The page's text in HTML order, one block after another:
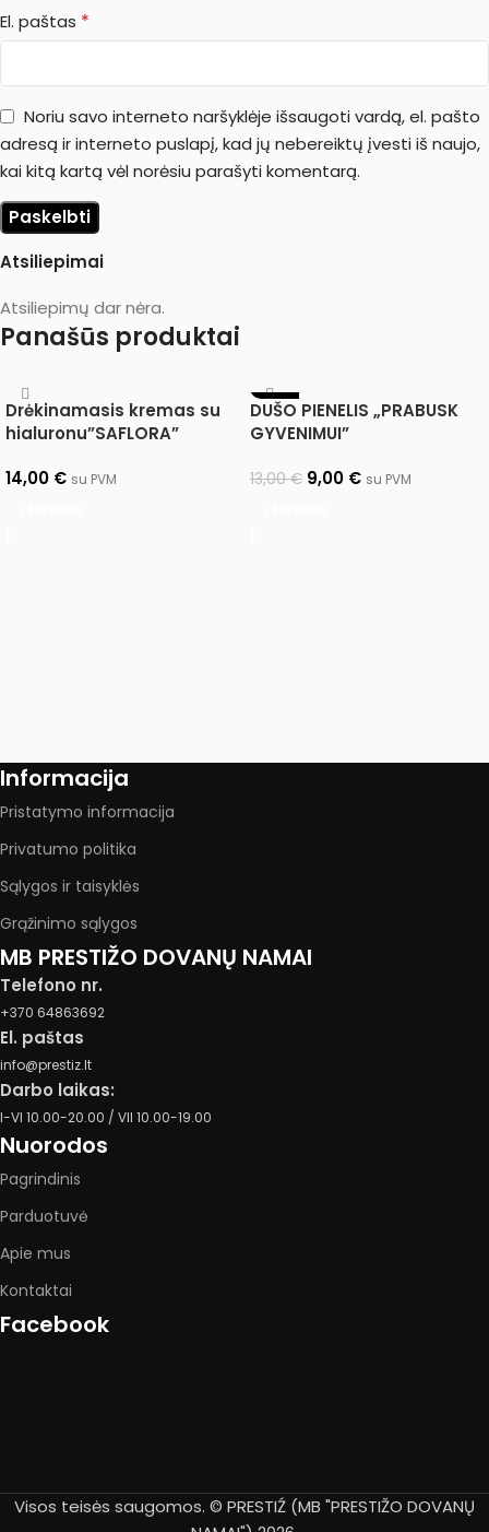
Atsiliepimai
Atsiliepimų dar nėra.
El. paštas *
Noriu savo interneto naršyklėje išsaugoti vardą, el. pašto
adresą ir interneto puslapį, kad jų nebereiktų įvesti iš naujo,
kai kitą kartą vėl norėsiu parašyti komentarą.
Panašūs produktai
Drėkinamasis kremas su
hialuronu”SAFLORA”
14,00 € su PVM
-31%
DUŠO PIENELIS „PRABUSK
GYVENIMUI”
13,00€ 9,00 € su PVM
Informacija
Pristatymo informacija
Privatumo politika
Sąlygos ir taisyklės
Grąžinimo sąlygos
MB PRESTIŽO DOVANŲ NAMAI
Telefono nr.
+370 64863692
El. paštas
info@prestiz.lt
Darbo laikas:
I-VI 10.00-20.00 / VII 10.00-19.00
Nuorodos
Pagrindinis
Parduotuvė
Apie mus
Kontaktai
Facebook
Visos teisės saugomos. © PRESTIŹ (MB "PRESTIŽO DOVANŲ